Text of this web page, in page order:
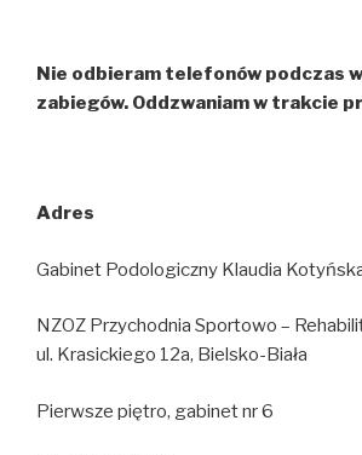
Nie odbieram telefonów podczas
zabiegów. Oddzwaniam w trakcie
Adres
Gabinet Podologiczny Klaudia
NZOZ Przychodnia Sportowo –
ul. Krasickiego 12a, Bielsko-Biała
Pierwsze piętro, gabinet nr 6